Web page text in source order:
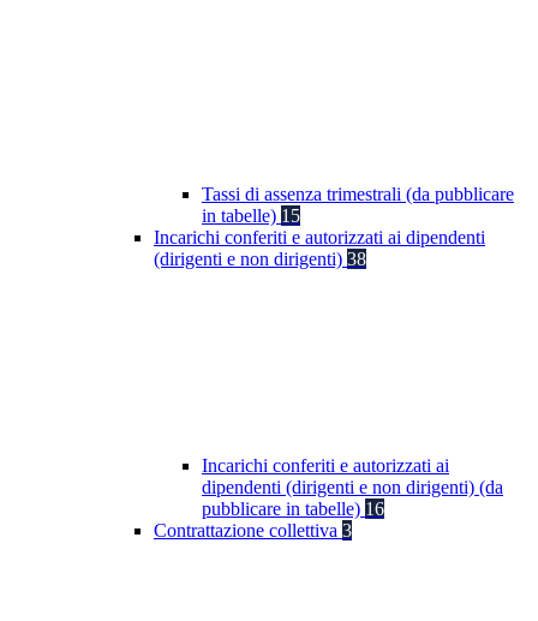
Tassi di assenza trimestrali (da pubblicare
in tabelle) 15
Incarichi conferiti e autorizzati ai dipendenti
(dirigenti e non dirigenti) 38
Incarichi conferiti e autorizzati ai
dipendenti (dirigenti e non dirigenti) (da
pubblicare in tabelle) 16
Contrattazione collettiva 3